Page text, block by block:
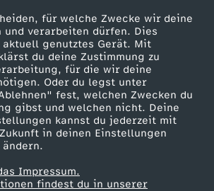
für welche Zwecke wir deine
und verarbeiten dürfen. Dies
genutztes Gerät. Mit
du deine Zustimmung zu
für die wir deine
Oder du legst unter
fest, welchen Zwecken du
gibst und welchen nicht. Deine
kannst du jederzeit mit
in deinen Einstellungen
Impressum.
findest du in unserer